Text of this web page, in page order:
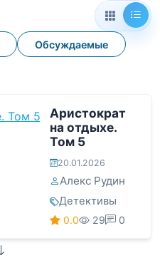
Обсуждаемые
Аристократ
на отдыхе.
Том 5
20.01.2026
Алекс Рудин
Детективы
0.0 29 0